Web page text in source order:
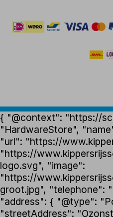
{ "@context": "https://
"HardwareStore",
"url": "https://
"https://
logo.svg", "image":
"https://
groot.jpg", "telephone":
"address": { "@type":
"streetAddress":